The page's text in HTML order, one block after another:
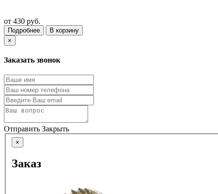
от 430 руб.
Подробнее
В корзину
×
Заказать звонок
Отправить Закрыть
×
Заказ